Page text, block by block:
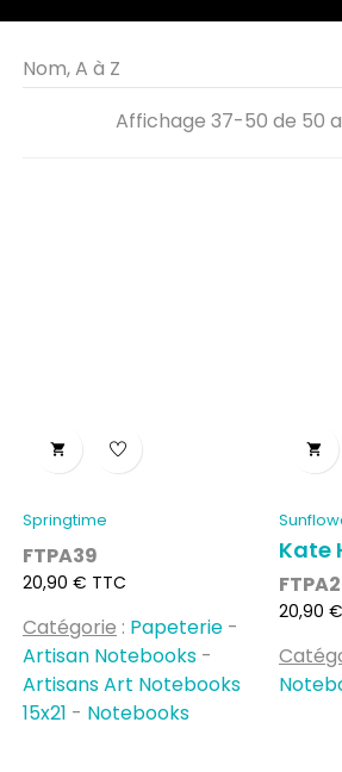
navigation
Nom, A à Z
Affichage 37-50 de 50

Springtime
FTPA39
Prix
20,90 € TTC
Catégorie : Papeterie -
Artisan Notebooks -
Artisans Art Notebooks
15x21 - Notebooks

Kate
Prix
20,90